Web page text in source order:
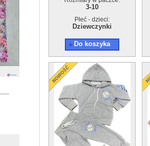
3-10
Płeć - dzieci:
Dziewczynki
Do koszyka